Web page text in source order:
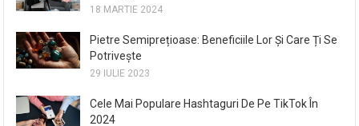
18 MARTIE 2024
Pietre Semiprețioase: Beneficiile Lor Și Care Ți Se
Potrivește
29 IULIE 2023
Cele Mai Populare Hashtaguri De Pe TikTok În
2024